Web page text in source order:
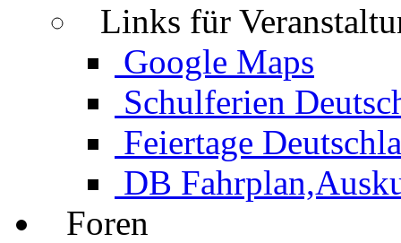
Links für
Google Maps
Schulferien
Feiertage
DB
Foren